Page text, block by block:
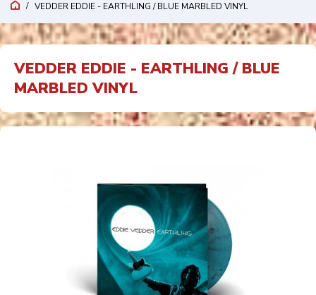
VEDDER EDDIE - EARTHLING / BLUE MARBLED VINYL
VEDDER EDDIE - EARTHLING / BLUE
MARBLED VINYL